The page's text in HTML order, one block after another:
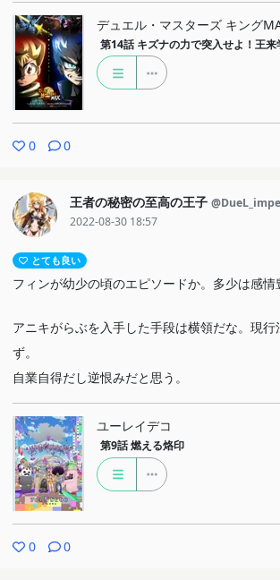
デュエル・マスターズ キング
第14話 キズナの力で突入せよ！王来
0 0
王者の秘密の至高の王子
2022-08-30 18:57
とても良い
フィンが幼少の頃のエピソードか。多少は感情
アニキがらぶを入手した手段は横領だな。現
ず。
自業自得だし逆恨みだと思う。
ユーレイデコ
第9話 燃える烙印
0 0